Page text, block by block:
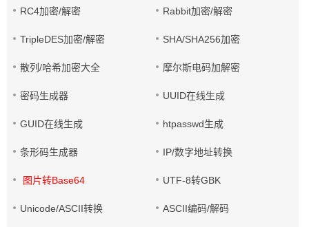
RC4加密/解密 Rabbit加密/解密
TripleDES加密/解密 SHA/SHA256加密
散列/哈希加密大全 摩尔斯电码加解密
密码生成器 UUID在线生成
GUID在线生成 htpasswd生成
条形码生成器 IP/数字地址转换
图片转Base64 UTF-8转GBK
Unicode/ASCII转换 ASCII编码/解码